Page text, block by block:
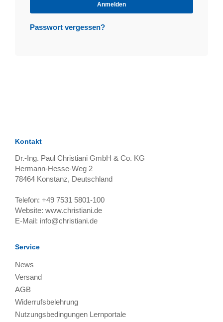
Anmelden
Passwort vergessen?
Kontakt
Dr.-Ing. Paul Christiani GmbH & Co. KG
Hermann-Hesse-Weg 2
78464 Konstanz, Deutschland
Telefon: +49 7531 5801-100
Website: www.christiani.de
E-Mail: info@christiani.de
Service
News
Versand
AGB
Widerrufsbelehrung
Nutzungsbedingungen Lernportale